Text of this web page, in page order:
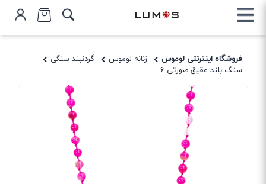
فروشگاه اینترنتی لوموس زنانه لوموس
گردنبند سنگی
سنگ بلند عقیق صورتی 6